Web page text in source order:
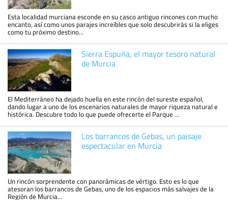
Esta localidad murciana esconde en su casco antiguo rincones con mucho
encanto, así como unos parajes increíbles que solo descubrirás si la eliges
como tu próximo destino...
Sierra Espuña, el mayor tesoro natural
de Murcia
El Mediterráneo ha dejado huella en este rincón del sureste español,
dando lugar a uno de los escenarios naturales de mayor riqueza natural e
histórica. Descubre todo lo que puede ofrecerte el Parque ...
Los barrancos de Gebas, un paisaje
espectacular en Murcia
Un rincón sorprendente con panorámicas de vértigo. Esto es lo que
atesoran los barrancos de Gebas, uno de los espacios más salvajes de la
Región de Murcia...